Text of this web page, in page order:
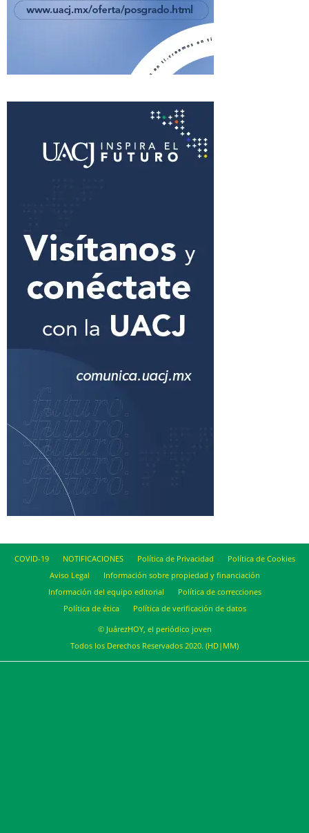
COVID-19 NOTIFICACIONES Política de Privacidad
Política de Cookies
Aviso Legal
Información sobre propiedad y financiación
Información del equipo editorial
Política de correcciones
Política de ética
Política de verificación de datos
© JuárezHOY, el periódico joven
Todos los Derechos Reservados 2020. (HD|MM)